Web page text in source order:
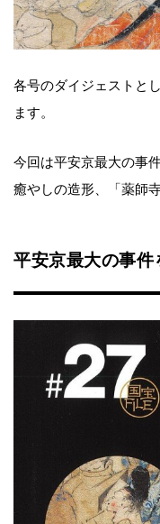
各号のダイジェストと
ます。
今回は平安京最大の事
癒やしの造形、「薬師
平安京最大の事件